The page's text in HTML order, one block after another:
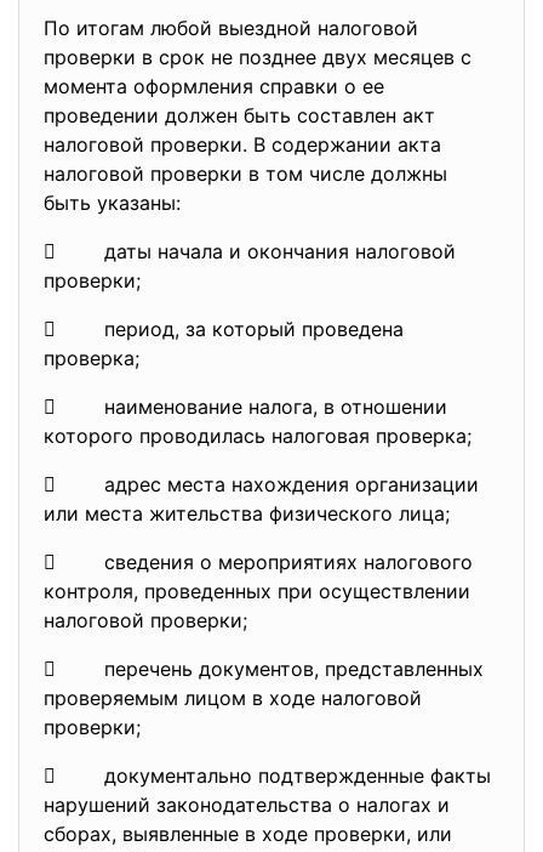
По итогам любой выездной налоговой
проверки в срок не позднее двух месяцев с
момента оформления справки о ее
проведении должен быть составлен акт
налоговой проверки. В содержании акта
налоговой проверки в том числе должны
быть указаны:
 даты начала и окончания налоговой
проверки;
 период, за который проведена
проверка;
 наименование налога, в отношении
которого проводилась налоговая проверка;
 адрес места нахождения организации
или места жительства физического лица;
 сведения о мероприятиях налогового
контроля, проведенных при осуществлении
налоговой проверки;
 перечень документов, представленных
проверяемым лицом в ходе налоговой
проверки;
 документально подтвержденные факты
нарушений законодательства о налогах и
сборах, выявленные в ходе проверки, или